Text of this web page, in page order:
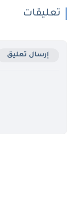
تعليقات
إرسال تعليق